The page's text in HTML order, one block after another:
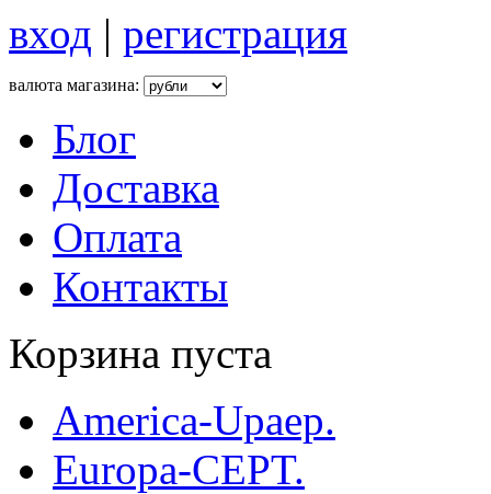
вход | регистрация
валюта магазина:
Блог
Доставка
Оплата
Контакты
Корзина пуста
America-Upaep.
Europa-CEPT.